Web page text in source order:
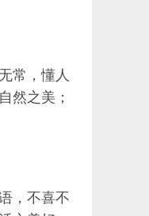
常，懂人
然之美；
，不喜不